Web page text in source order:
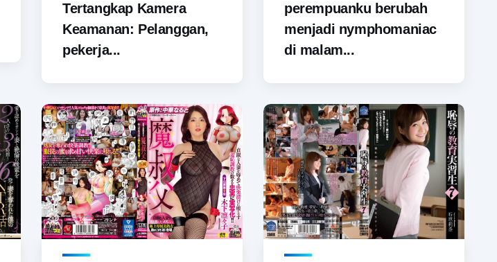
Tertangkap Kamera
Keamanan: Pelanggan,
pekerja...
perempuanku berubah
menjadi nymphomaniac
di malam...